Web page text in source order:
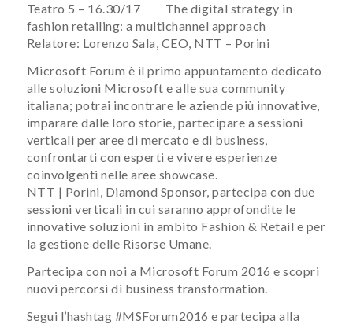
Teatro 5 – 16.30/17 The digital strategy in
fashion retailing: a multichannel approach
Relatore: Lorenzo Sala, CEO, NTT – Porini
Microsoft Forum è il primo appuntamento dedicato
alle soluzioni Microsoft e alle sua community
italiana; potrai incontrare le aziende più innovative,
imparare dalle loro storie, partecipare a sessioni
verticali per aree di mercato e di business,
confrontarti con esperti e vivere esperienze
coinvolgenti nelle aree showcase.
NTT | Porini, Diamond Sponsor, partecipa con due
sessioni verticali in cui saranno approfondite le
innovative soluzioni in ambito Fashion & Retail e per
la gestione delle Risorse Umane.
Partecipa con noi a Microsoft Forum 2016 e scopri
nuovi percorsi di business transformation.
Segui l’hashtag #MSForum2016 e partecipa alla